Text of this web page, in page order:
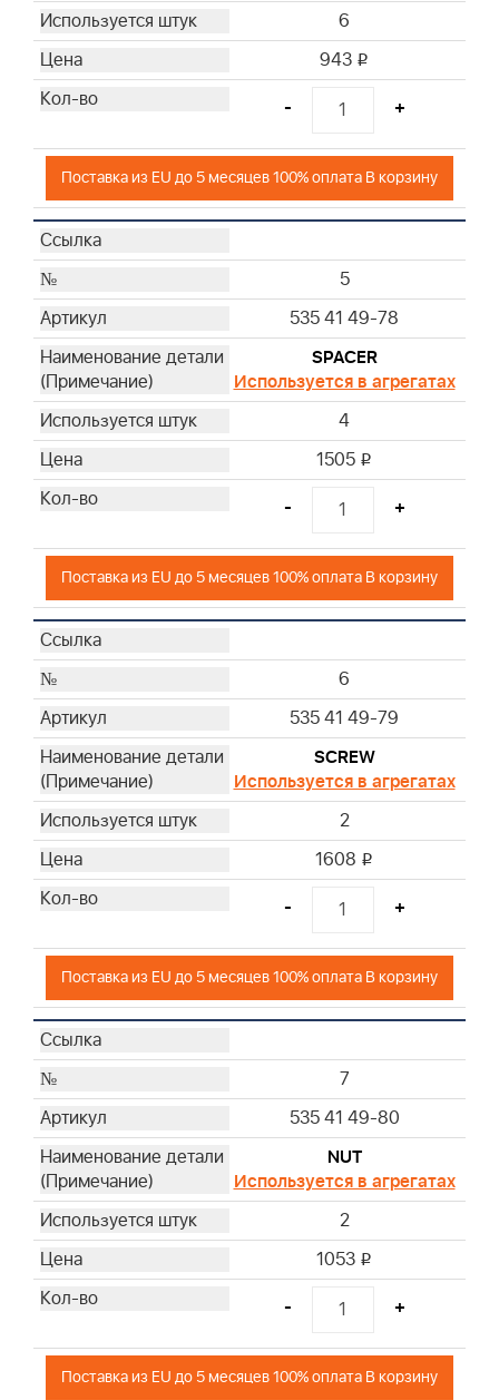
6
943 i
- +
Поставка из EU до 5 месяцев 100% оплата В корзину
5
535 41 49-78
SPACER
Используется в агрегатах
4
1505 i
- +
Поставка из EU до 5 месяцев 100% оплата В корзину
6
535 41 49-79
SCREW
Используется в агрегатах
2
1608 i
- +
Поставка из EU до 5 месяцев 100% оплата В корзину
7
535 41 49-80
NUT
Используется в агрегатах
2
1053 i
- +
Поставка из EU до 5 месяцев 100% оплата В корзину